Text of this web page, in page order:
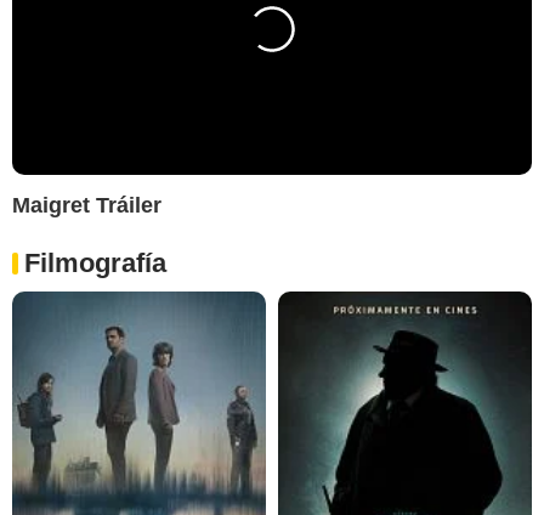
Maigret Tráiler
Filmografía